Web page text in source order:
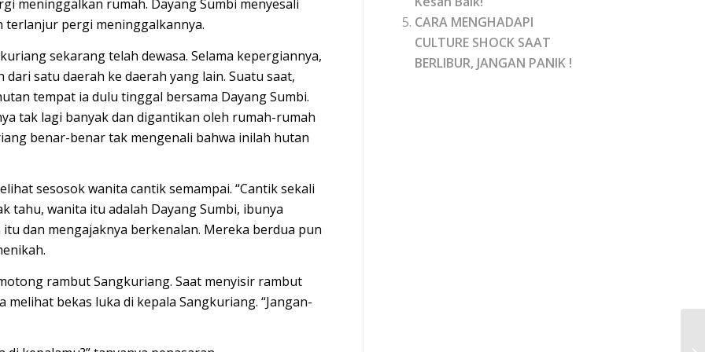
meninggalkan rumah. Dayang Sumbi menyesali
pergi meninggalkannya.
sekarang telah dewasa. Selama kepergiannya,
satu daerah ke daerah yang lain. Suatu saat,
tempat ia dulu tinggal bersama Dayang Sumbi.
tak lagi banyak dan digantikan oleh rumah-rumah
benar-benar tak mengenali bahwa inilah hutan
sesosok wanita cantik semampai. “Cantik sekali
tahu, wanita itu adalah Dayang Sumbi, ibunya
dan mengajaknya berkenalan. Mereka berdua pun
rambut Sangkuriang. Saat menyisir rambut
bekas luka di kepala Sangkuriang. “Jangan-
CARA MENGHADAPI
CULTURE SHOCK SAAT
BERLIBUR, JANGAN PANIK !